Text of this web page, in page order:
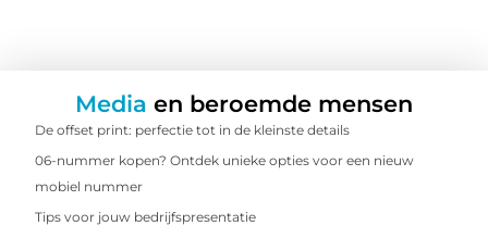
Media en beroemde mensen
De offset print: perfectie tot in de kleinste details
06-nummer kopen? Ontdek unieke opties voor een nieuw
mobiel nummer
Tips voor jouw bedrijfspresentatie